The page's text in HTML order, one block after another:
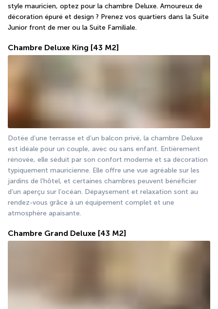
style mauricien, optez pour la chambre Deluxe. Amoureux de
décoration épuré et design ? Prenez vos quartiers dans la Suite
Junior front de mer ou la Suite Familiale.
Chambre Deluxe King [43 M2]
Dotée d’une terrasse et d’un balcon privé, la chambre Deluxe
est idéale pour un couple, avec ou sans enfant. Entièrement
rénovée, elle séduit par son confort moderne et sa décoration
typiquement mauricienne. Elle offre une vue agréable sur les
jardins de l’hôtel, et certaines chambres peuvent bénéficier
d’un aperçu sur l’océan. Dépaysement et relaxation sont au
rendez-vous grâce à un équipement complet et une
atmosphère apaisante.
Chambre Grand Deluxe [43 M2]